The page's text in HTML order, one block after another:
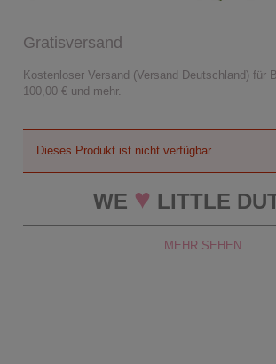
Gratisversand
Kostenloser Versand (Versand Deutschland) für
100,00 € und mehr.
Dieses Produkt ist nicht verfügbar.
WE ♥ LITTLE
MEHR SEHEN